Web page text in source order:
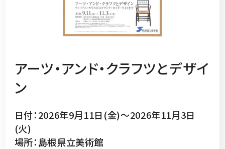
アーツ・アンド・クラフツとデザイ
ン
日付：2026年9月11日(金)～2026年11月3日
(火)
場所：島根県立美術館